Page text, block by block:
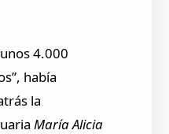
4.000
había
la
María Alicia